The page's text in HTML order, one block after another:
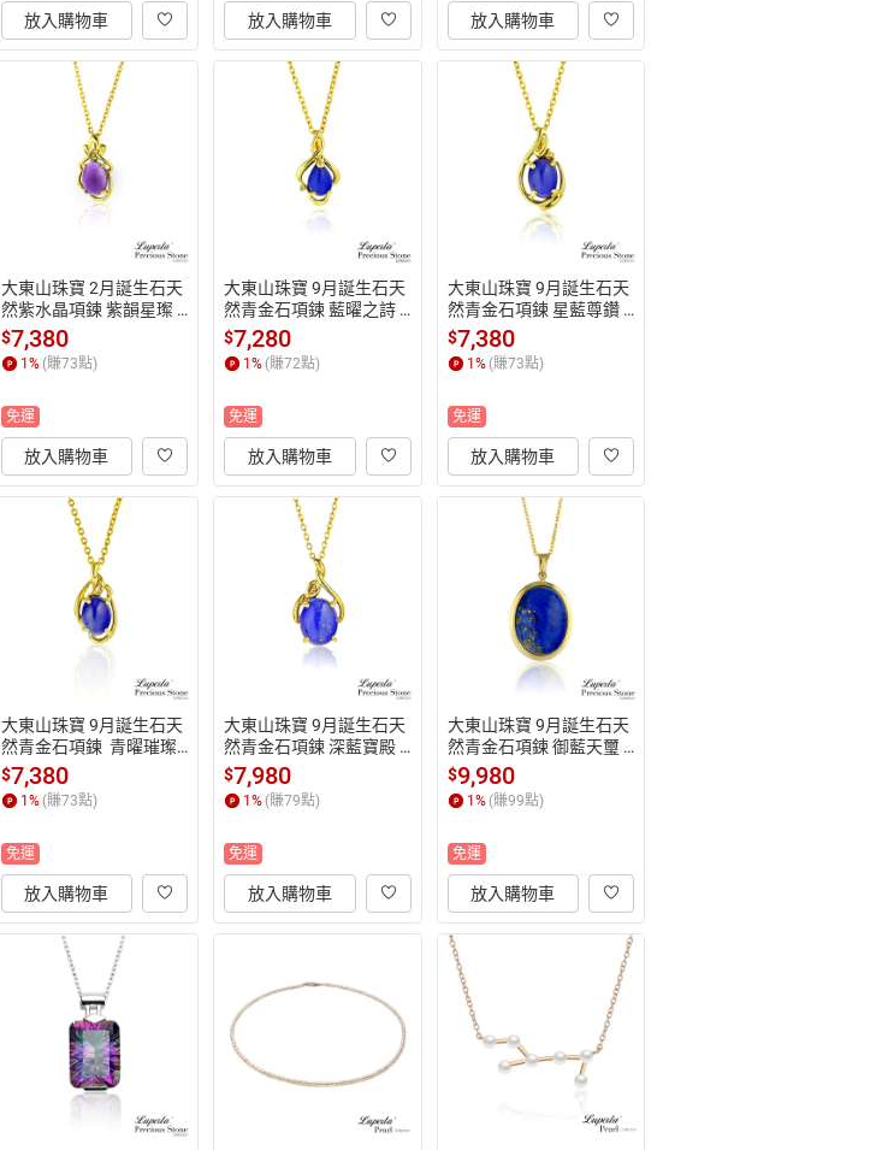
放入購物車 放入購物車 放入購物車
大東山珠寶 2月誕生石天
然紫水晶項鍊 紫韻星璨 1
4K金
$7,380
1 % (賺73點)
免運
放入購物車
大東山珠寶 9月誕生石天
然青金石項鍊 藍曜之詩 1
4K金
$7,280
1 % (賺72點)
免運
放入購物車
大東山珠寶 9月誕生石天
然青金石項鍊 星藍尊鑽 1
4K金
$7,380
1 % (賺73點)
免運
放入購物車
大東山珠寶 9月誕生石天
然青金石項鍊  青曜璀璨
14K金
$7,380
1 % (賺73點)
免運
放入購物車
大東山珠寶 9月誕生石天
然青金石項鍊 深藍寶殿 1
4K金
$7,980
1 % (賺79點)
免運
放入購物車
大東山珠寶 9月誕生石天
然青金石項鍊 御藍天璽 1
4K金
$9,980
1 % (賺99點)
免運
放入購物車